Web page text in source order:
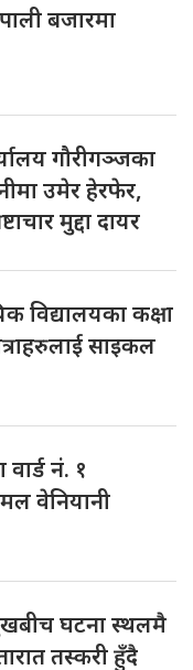
बजारमा
गौरीगञ्जका
उमेर हेरफेर,
मुद्दा दायर
विद्यालयका कक्षा
साइकल
नं. १
वेनियानी
घटना स्थलमै
तस्करी हुँदै